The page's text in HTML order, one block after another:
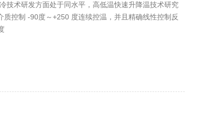
技术研发方面处于同水平，高低温快速升降温技术研究
控制 -90度～+250 度连续控温，并且精确线性控制反